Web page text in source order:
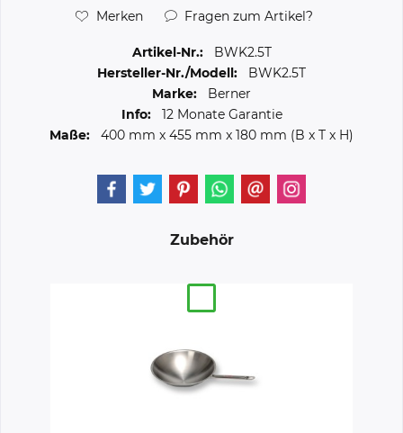
Merken Fragen zum Artikel?
Artikel-Nr.:
BWK2.5T
Hersteller-Nr./Modell:
BWK2.5T
Marke:
Berner
Info:
12 Monate Garantie
Maße:
400 mm x 455 mm x 180 mm (B x T x H)
Zubehör